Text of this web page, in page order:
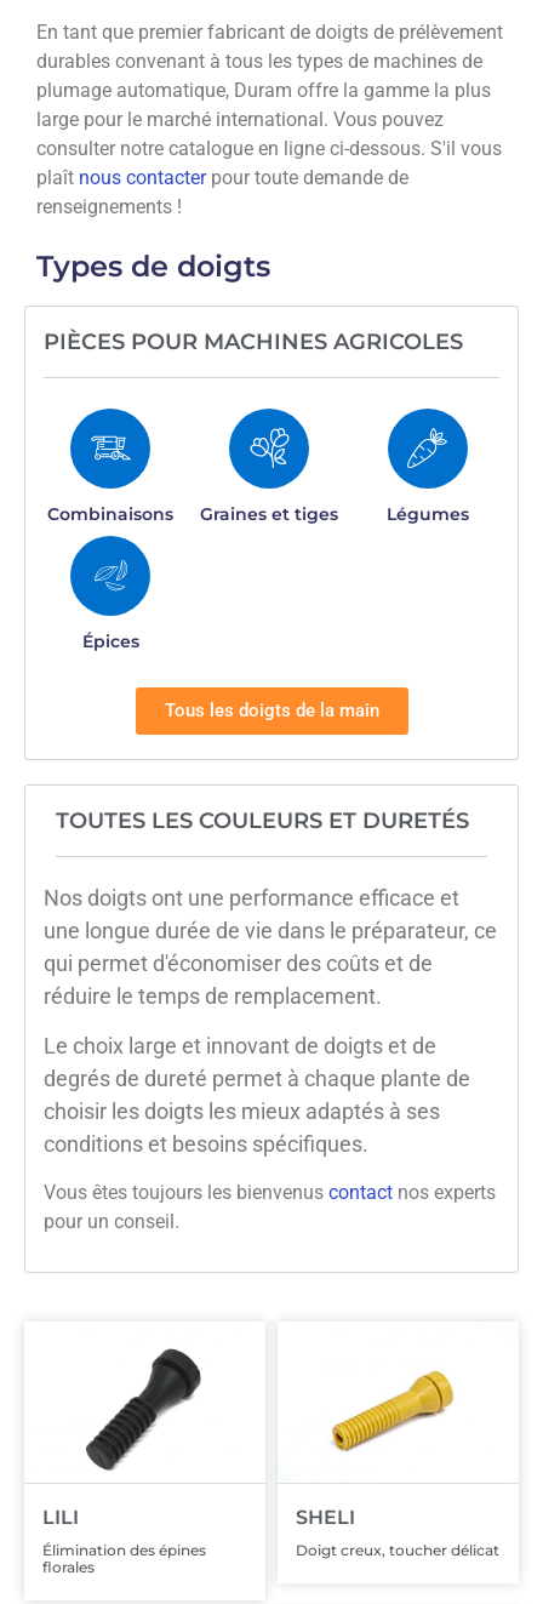
En tant que premier fabricant de doigts de prélèvement
durables convenant à tous les types de machines de
plumage automatique, Duram offre la gamme la plus
large pour le marché international. Vous pouvez
consulter notre catalogue en ligne ci-dessous. S'il vous
plaît nous contacterpour toute demande de
renseignements !
Types de doigts
PIÈCES POUR MACHINES AGRICOLES
Combinaisons Graines et tiges Légumes
Épices
Tous les doigts de la main
TOUTES LES COULEURS ET DURETÉS
Nos doigts ont une performance efficace et
une longue durée de vie dans le préparateur, ce
qui permet d'économiser des coûts et de
réduire le temps de remplacement.
Le choix large et innovant de doigts et de
degrés de dureté permet à chaque plante de
choisir les doigts les mieux adaptés à ses
conditions et besoins spécifiques.
Vous êtes toujours les bienvenus contact nos experts
pour un conseil.
LILI
Élimination des épines
florales
SHELI
Doigt creux, toucher délicat